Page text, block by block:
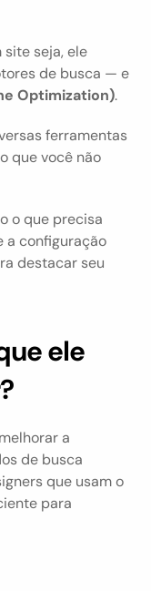
seja, ele
de busca — e
Optimization).
ferramentas
que você não
o que precisa
a configuração
destacar seu
ele
a
de busca
que usam o
para